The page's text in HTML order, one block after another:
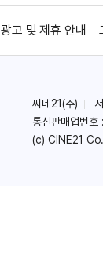
광고 및 제휴 안내
씨네21(주)
통신판매업번
(c) CINE21